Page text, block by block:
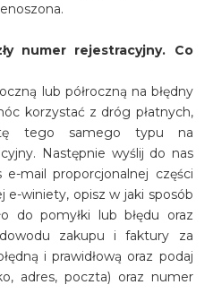
numer rejestracyjny. Co
lub półroczną na błędny
korzystać z dróg płatnych,
tego samego typu na
Następnie wyślij do nas
mail proporcjonalnej części
e-winiety, opisz w jaki sposób
do pomyłki lub błędu oraz
zakupu i faktury za
i prawidłową oraz podaj
adres, poczta) oraz numer